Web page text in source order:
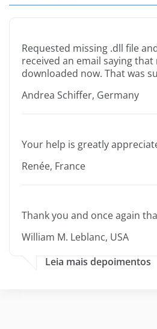
Requested missing .dll file
received an email saying that
downloaded now. That was
Andrea Schiffer, Germany
Your help is greatly
Renée, France
Thank you and once again
William M. Leblanc, USA
Leia mais depoimentos